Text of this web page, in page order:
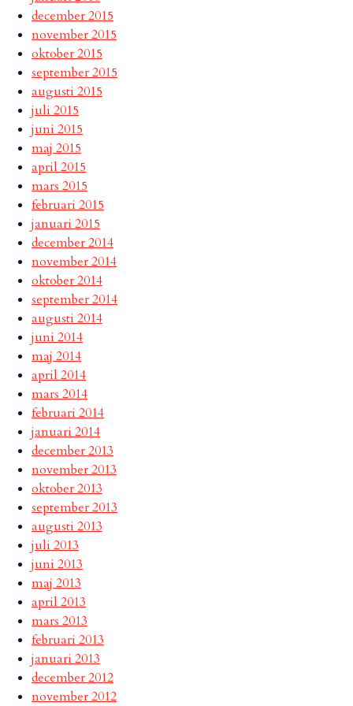
december 2015
november 2015
oktober 2015
september 2015
augusti 2015
juli 2015
juni 2015
maj 2015
april 2015
mars 2015
februari 2015
januari 2015
december 2014
november 2014
oktober 2014
september 2014
augusti 2014
juni 2014
maj 2014
april 2014
mars 2014
februari 2014
januari 2014
december 2013
november 2013
oktober 2013
september 2013
augusti 2013
juli 2013
juni 2013
maj 2013
april 2013
mars 2013
februari 2013
januari 2013
december 2012
november 2012